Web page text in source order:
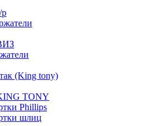
(King tony)
TONY
Phillips
шлиц